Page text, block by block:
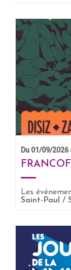
Du 01/09/
Les
Saint-Paul /